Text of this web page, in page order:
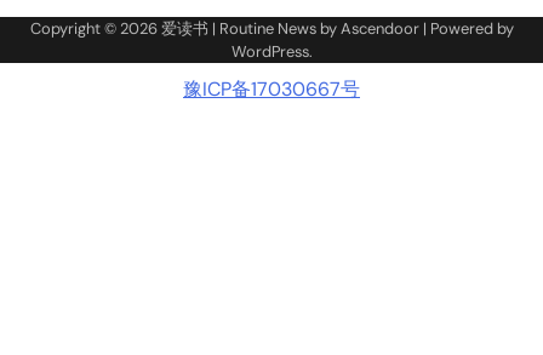
Copyright © 2026爱读书 | Routine News byAscendoor| Powered by
WordPress.
豫ICP备17030667号